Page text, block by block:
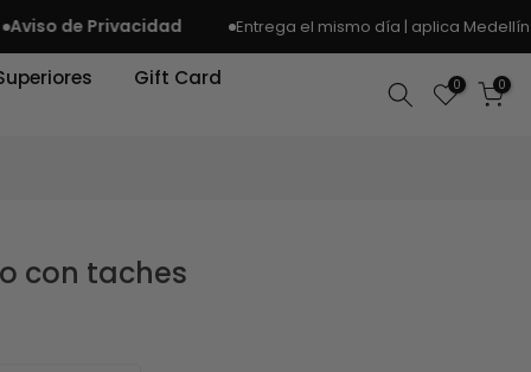
de Privacidad Entrega el mismo día | aplica Medellín y
Gift Card 0 0
con taches